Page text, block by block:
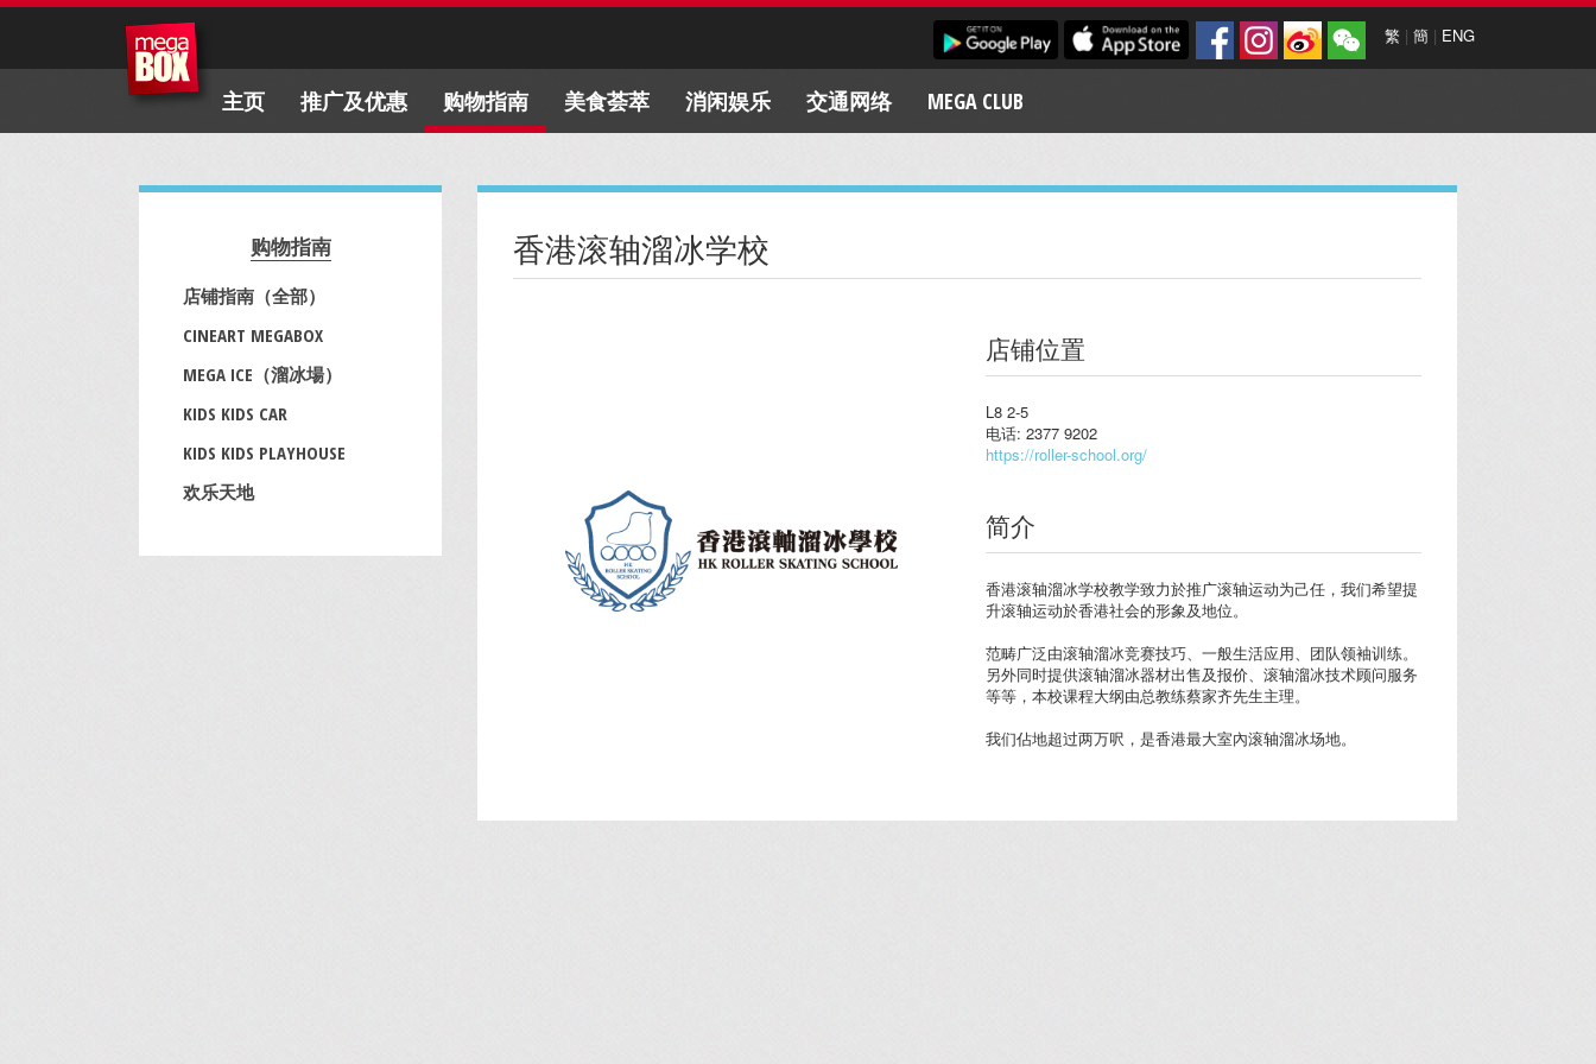
繁 | 簡 | ENG
主页 推广及优惠 购物指南 美食荟萃 消闲娱乐 交通网络 MEGA CLUB
购物指南
店铺指南（全部）
CINEART MEGABOX
MEGA ICE（溜冰場）
KIDS KIDS CAR
KIDS KIDS PLAYHOUSE
欢乐天地
香港滚轴溜冰学校
店铺位置
L8 2-5
电话: 2377 9202
https://roller-school.org/
简介
香港滚轴溜冰学校教学致力於推广滚轴运动为己任，我们希望提
升滚轴运动於香港社会的形象及地位。
范畴广泛由滚轴溜冰竞赛技巧、一般生活应用、团队领袖训练。
另外同时提供滚轴溜冰器材出售及报价、滚轴溜冰技术顾问服务
等等，本校课程大纲由总教练蔡家齐先生主理。
我们佔地超过两万呎，是香港最大室內滚轴溜冰场地。